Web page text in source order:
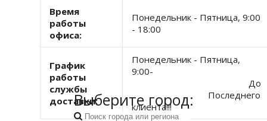
Время
работы
офиса:
Понедельник - Пятница, 9:00
- 18:00
График
работы
службы
доставки:
Понедельник - Пятница,
9:00-
До
Последнего
клиента!!!
Выберите город: